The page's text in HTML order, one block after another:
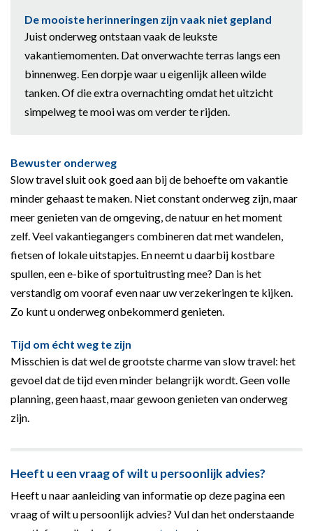
De mooiste herinneringen zijn vaak niet gepland
Juist onderweg ontstaan vaak de leukste
vakantiemomenten. Dat onverwachte terras langs een
binnenweg. Een dorpje waar u eigenlijk alleen wilde
tanken. Of die extra overnachting omdat het uitzicht
simpelweg te mooi was om verder te rijden.
Bewuster onderweg
Slow travel sluit ook goed aan bij de behoefte om vakantie
minder gehaast te maken. Niet constant onderweg zijn, maar
meer genieten van de omgeving, de natuur en het moment
zelf. Veel vakantiegangers combineren dat met wandelen,
fietsen of lokale uitstapjes. En neemt u daarbij kostbare
spullen, een e-bike of sportuitrusting mee? Dan is het
verstandig om vooraf even naar uw verzekeringen te kijken.
Zo kunt u onderweg onbekommerd genieten.
Tijd om écht weg te zijn
Misschien is dat wel de grootste charme van slow travel: het
gevoel dat de tijd even minder belangrijk wordt. Geen volle
planning, geen haast, maar gewoon genieten van onderweg
zijn.
Heeft u een vraag of wilt u persoonlijk advies?
Heeft u naar aanleiding van informatie op deze pagina een
vraag of wilt u persoonlijk advies? Vul dan het onderstaande